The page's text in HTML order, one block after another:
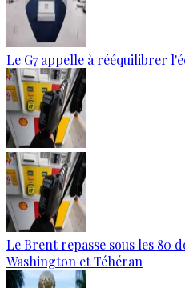
Le G7 appelle à rééquilibrer
Le Brent repasse sous les 80
Washington et Téhéran